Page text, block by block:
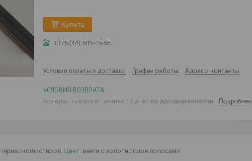
Купить
+375 (44) 581-45-55
Условия оплаты и доставки График работы Адрес и контакты
возврат товара в течение 14 дней по договоренности Подробнее
полистирол. Цвет: венги с золотистыми полосами.